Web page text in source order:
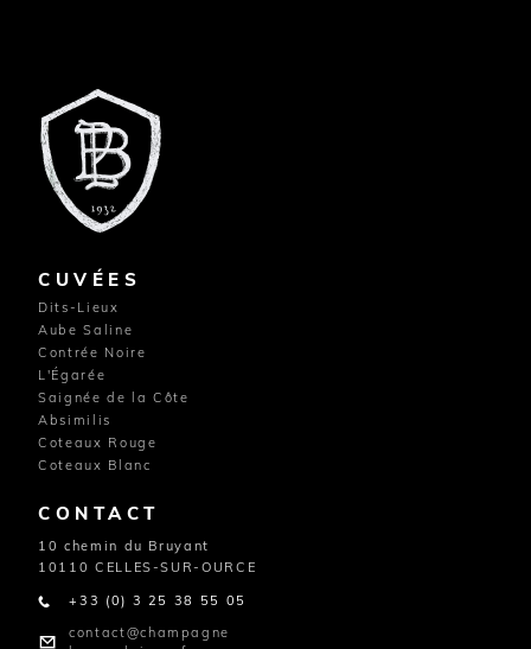
CUVÉES
Dits-Lieux
Aube Saline
Contrée Noire
L'Égarée
Saignée de la Côte
Absimilis
Coteaux Rouge
Coteaux Blanc
CONTACT
10 chemin du Bruyant
10110 CELLES-SUR-OURCE
+33 (0) 3 25 38 55 05
contact@champagne